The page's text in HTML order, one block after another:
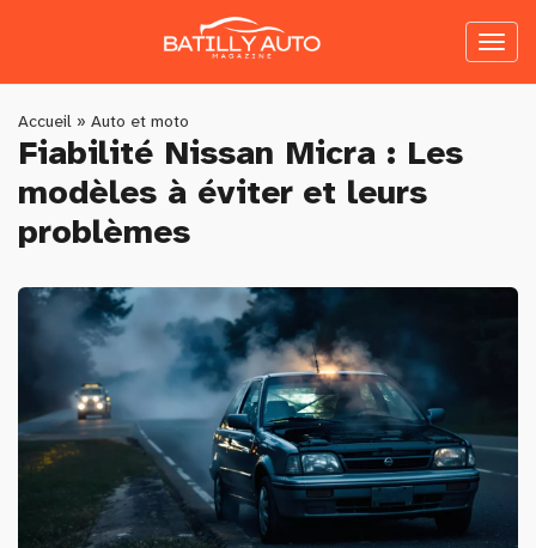
content
You
are
here
Accueil » Auto et moto
Fiabilité Nissan Micra : Les
modèles à éviter et leurs
problèmes